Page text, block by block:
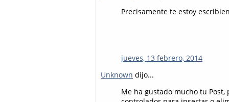
Precisamente te estoy
jueves, 13 febrero, 2014
Unknown dijo...
Me ha gustado mucho tu